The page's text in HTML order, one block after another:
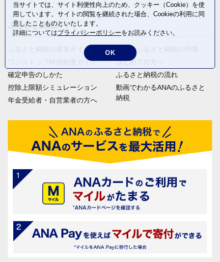
ふるさと納税ガイド
ふるさと納税の基本ガイド
ワンストップ特例制度ガイド
確定申告のしかた
控除上限額シミュレーション
年金受給者・自営業者の方へ
ANAのふるさと納税の特徴
はじめての方へ
ふるさと納税の流れ
動画でわかるANAのふるさと
納税
当サイトでは、サイト利便性向上のため、クッキー（Cookie）を使
用しています。サイトの閲覧を継続された場合、Cookieの利用に同
意したことものといたします。
詳細についてはプライバシーポリシーをお読みください。
OK